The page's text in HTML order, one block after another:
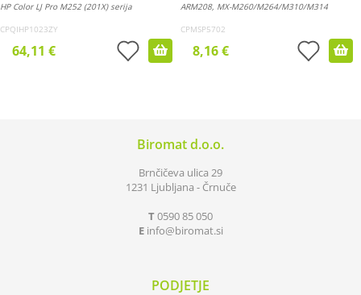
HP Color LJ Pro M252 (201X) serija
CPQIHP1023ZY
64,11 €
ARM208, MX-M260/M264/M310/M314
CPMSP5702
8,16 €
Biromat d.o.o.
Brnčičeva ulica 29
1231 Ljubljana - Črnuče
T0590 85 050
E info biromat.si
PODJETJE